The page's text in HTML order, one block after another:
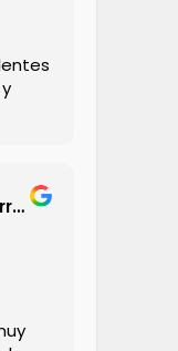
Sol Burdiles Barria